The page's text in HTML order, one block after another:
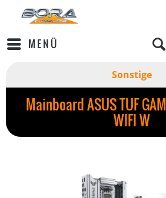
MENÜ
Sonstige
Mainboard ASUS TUF
WIFI W